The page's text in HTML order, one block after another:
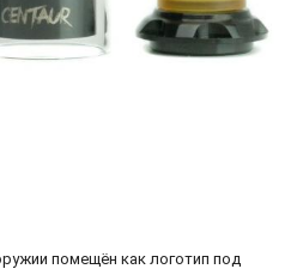
помещён как логотип под